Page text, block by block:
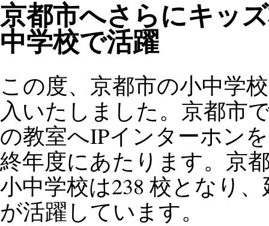
京都市へさらにキッ
中学校で活躍
この度、京都市の小中学
入いたしました。京都市
の教室へIPインターホン
終年度にあたります。京
小中学校は238 校となり
が活躍しています。